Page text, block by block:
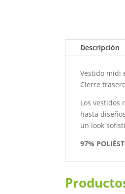
Descripción
Vestido midi
Cierre
Los vestidos
hasta
un look
97%